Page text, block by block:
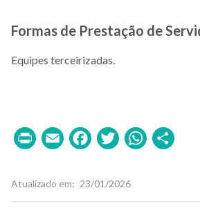
Formas de Prestação de
Equipes terceirizadas.
PrintEmailFacebook
Twitter
Atualizado em 23/01/2026